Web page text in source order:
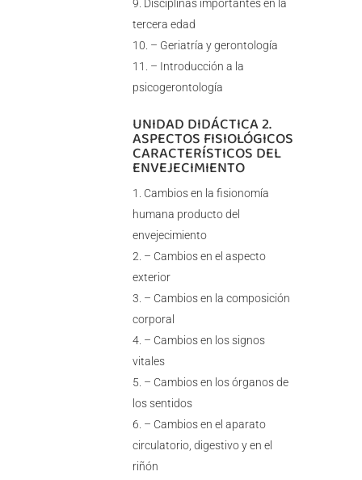
Disciplinas importantes en la
tercera edad
– Geriatría y gerontología
– Introducción a la
psicogerontología
UNIDAD DIDÁCTICA 2.
ASPECTOS FISIOLÓGICOS
CARACTERÍSTICOS DEL
ENVEJECIMIENTO
Cambios en la fisionomía
humana producto del
envejecimiento
– Cambios en el aspecto
exterior
– Cambios en la composición
corporal
– Cambios en los signos
vitales
– Cambios en los órganos de
los sentidos
– Cambios en el aparato
circulatorio, digestivo y en el
riñón